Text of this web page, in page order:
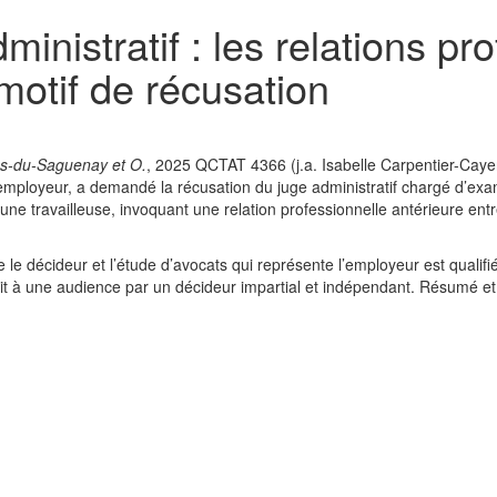
: les relations
de récusation
du-Saguenay et O., 2025 QCTAT 4366 (j.a. Isabelle Carpentier-
a demandé la récusation du juge administratif chargé
travailleuse, invoquant une relation professionnelle antérieure
décideur et l’étude d’avocats qui représente l’employeur est
à une audience par un décideur impartial et indépendant. Résumé